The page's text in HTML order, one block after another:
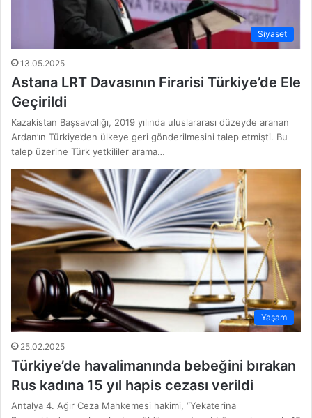
Siyaset
13.05.2025
Astana LRT Davasının Firarisi Türkiye’de Ele
Geçirildi
Kazakistan Başsavcılığı, 2019 yılında uluslararası düzeyde aranan
Ardan’ın Türkiye’den ülkeye geri gönderilmesini talep etmişti. Bu
talep üzerine Türk yetkililer arama…
Yaşam
25.02.2025
Türkiye’de havalimanında bebeğini bırakan
Rus kadına 15 yıl hapis cezası verildi
Antalya 4. Ağır Ceza Mahkemesi hakimi, “Yekaterina